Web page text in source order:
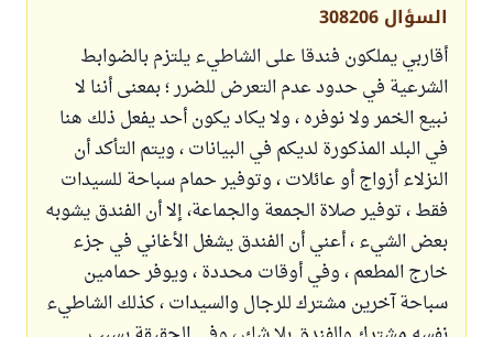
السؤال 308206
أقاربي يملكون فندقا على الشاطيء يلتزم بالضوابط
الشرعية في حدود عدم التعرض للضرر ؛ بمعنى أننا لا
نبيع الخمر ولا نوفره ، ولا يكاد يكون أحد يفعل ذلك هنا
في البلد المذكورة لديكم في البيانات ، ويتم التأكد أن
النزلاء أزواج أو عائلات ، وتوفير حمام سباحة للسيدات
فقط ، توفير صلاة الجمعة والجماعة، إلا أن الفندق يشوبه
بعض الشيء ، أعني أن الفندق يشغل الأغاني في جزء
خارج المطعم ، وفي أوقات محددة ، ويوفر حمامين
سباحة آخرين مشترك للرجال والسيدات ، كذلك الشاطيء